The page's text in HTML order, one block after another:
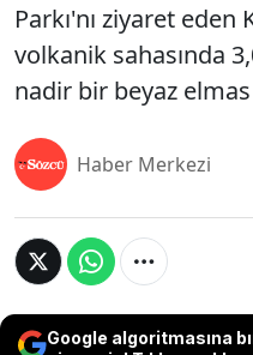
Parkı'nı ziyaret eden
volkanik sahasında
nadir bir beyaz
Haber Merkezi
Google algoritmasına